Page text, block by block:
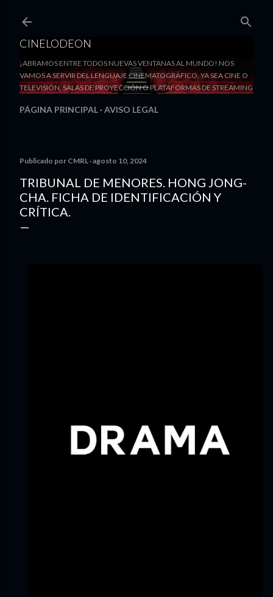
CINELODEON
¡ABRAMOS ENTRE TODOS NUEVAS VENTANAS AL MUNDO! NOS
VAMOS A SERVIR DEL LENGUAJE CINEMATOGRÁFICO, YA SEA CINE O
TELEVISIÓN, SALAS DE PROYECCIÓN O PLATAFORMAS DE STREAMING
PÁGINA PRINCIPAL AVISO LEGAL
Publicado por CMRL agosto 10, 2024
TRIBUNAL DE MENORES. HONG JONG-
CHA. FICHA DE IDENTIFICACIÓN Y
CRÍTICA.